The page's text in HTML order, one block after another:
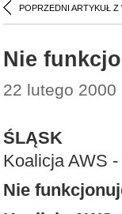
POPRZEDNI ARTYKUŁ Z
Nie
22 lutego 2000
ŚLĄSK
Koalicja AWS
Nie